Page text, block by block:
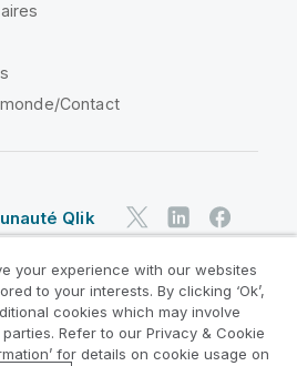
Contact
Qlik
des produits
légales
your experience with our websites
to your interests. By clicking ‘Ok’,
cookies which may involve
Refer to our Privacy & Cookie
for details on cookie usage on